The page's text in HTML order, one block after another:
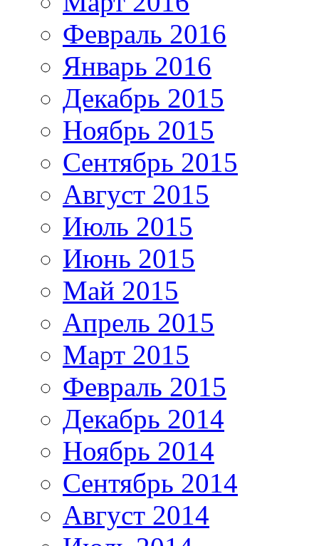
Февраль 2016
Январь 2016
Декабрь 2015
Ноябрь 2015
Сентябрь 2015
Август 2015
Июль 2015
Июнь 2015
Май 2015
Апрель 2015
Март 2015
Февраль 2015
Декабрь 2014
Ноябрь 2014
Сентябрь 2014
Август 2014